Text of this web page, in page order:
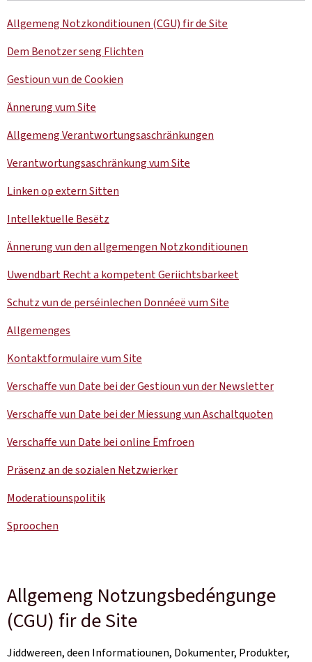
Allgemeng Notzkonditiounen (CGU) fir de Site
Dem Benotzer seng Flichten
Gestioun vun de Cookien
Ännerung vum Site
Allgemeng Verantwortungsaschränkungen
Verantwortungsaschränkung vum Site
Linken op extern Sitten
Intellektuelle Besëtz
Ännerung vun den allgemengen Notzkonditiounen
Uwendbart Recht a kompetent Geriichtsbarkeet
Schutz vun de perséinlechen Donnéeë vum Site
Allgemenges
Kontaktformulaire vum Site
Verschaffe vun Date bei der Gestioun vun derNewsletter
Verschaffe vun Date bei der Miessung vun Aschaltquoten
Verschaffe vun Date bei online Ëmfroen
Präsenz an de sozialen Netzwierker
Moderatiounspolitik
Sproochen
Allgemeng Notzungsbedéngunge
(CGU) fir de Site
Jiddwereen, deen Informatiounen, Dokumenter, Produkter,